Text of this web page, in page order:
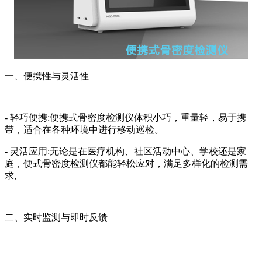
一、便携性与灵活性
- 轻巧便携:便携式骨密度检测仪体积小巧，重量轻，易于携
带，适合在各种环境中进行移动巡检。
- 灵活应用:无论是在医疗机构、社区活动中心、学校还是家
庭，便式骨密度检测仪都能轻松应对，满足多样化的检测需
求,
二、实时监测与即时反馈